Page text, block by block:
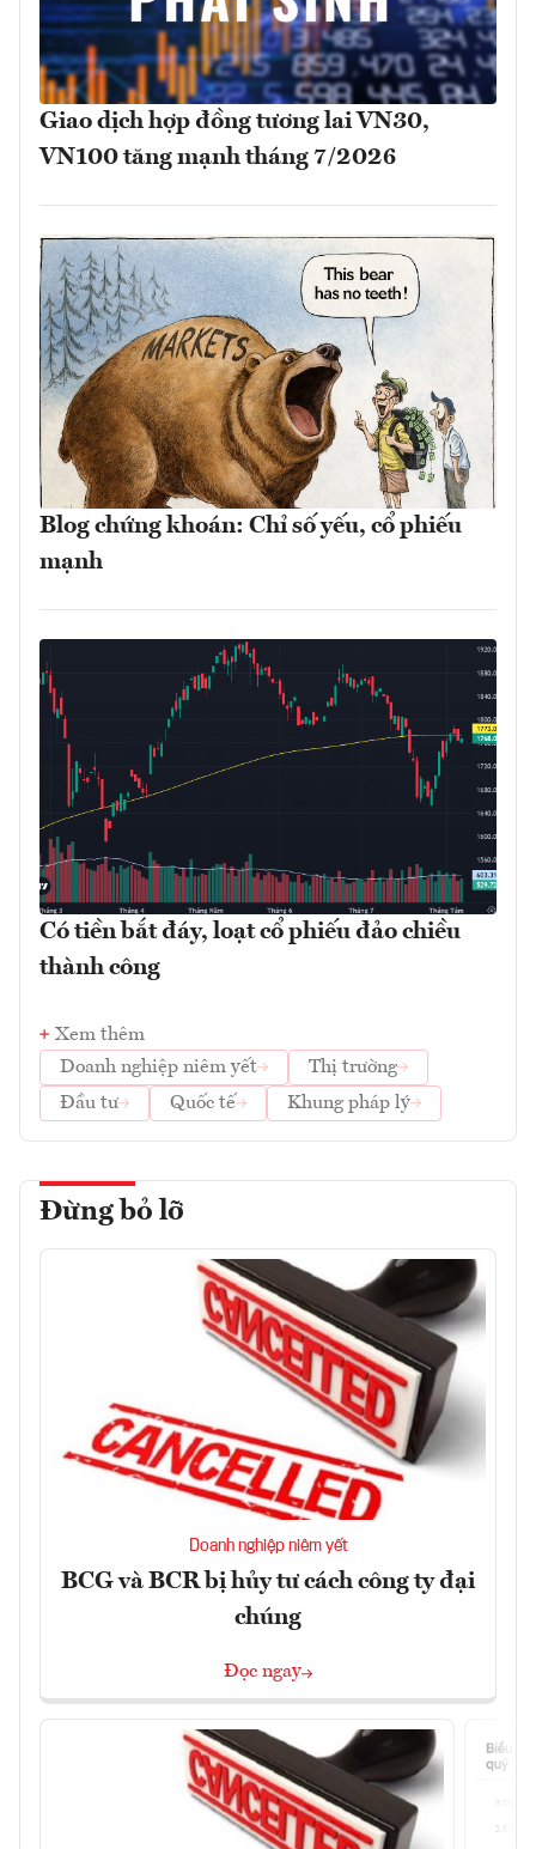
Giao dịch hợp đồng tương lai VN30,
VN100 tăng mạnh tháng 7/2026
Blog chứng khoán: Chỉ số yếu, cổ phiếu
mạnh
Có tiền bắt đáy, loạt cổ phiếu đảo chiều
thành công
Xem thêm
Doanh nghiệp niêm yết
Thị trường
Đầu tư
Quốc tế Khung pháp lý
Đừng bỏ lỡ
Doanh nghiệp niêm yết
BCG và BCR bị hủy tư cách công ty đại
chúng
Đọc ngay